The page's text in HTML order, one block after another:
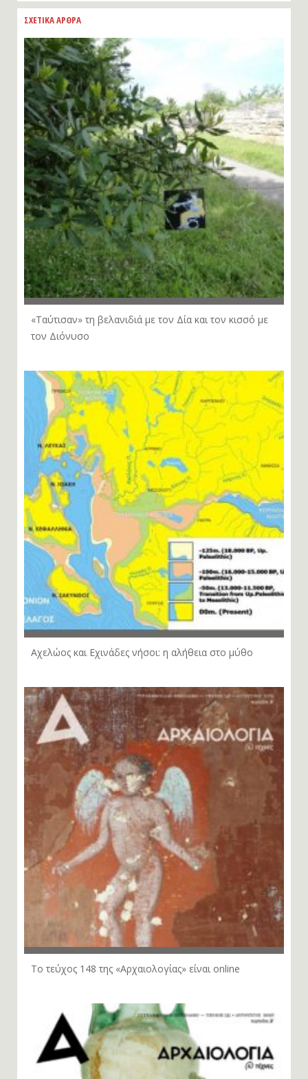
ΣΧΕΤΙΚΑ ΑΡΘΡΑ
«Ταύτισαν» τη βελανιδιά με τον Δία και τον κισσό με
τον Διόνυσο
Αχελώος και Εχινάδες νήσοι: η αλήθεια στο μύθο
Το τεύχος 148 της «Αρχαιολογίας» είναι online